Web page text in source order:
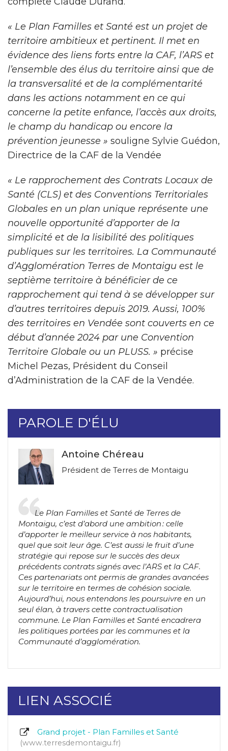
« Le Plan Familles et Santé est un projet de
territoire ambitieux et pertinent. Il met en
évidence des liens forts entre la CAF, l’ARS et
l’ensemble des élus du territoire ainsi que de
la transversalité et de la complémentarité
dans les actions notamment en ce qui
concerne la petite enfance, l’accès aux droits,
le champ du handicap ou encore la
prévention jeunesse » souligne Sylvie Guédon,
Directrice de la CAF de la Vendée
« Le rapprochement des Contrats Locaux de
Santé (CLS) et des Conventions Territoriales
Globales en un plan unique représente une
nouvelle opportunité d’apporter de la
simplicité et de la lisibilité des politiques
publiques sur les territoires. La Communauté
d’Agglomération Terres de Montaigu est le
septième territoire à bénéficier de ce
rapprochement qui tend à se développer sur
d’autres territoires depuis 2019. Aussi, 100%
des territoires en Vendée sont couverts en ce
début d’année 2024 par une Convention
Territoire Globale ou un PLUSS. » précise
Michel Pezas, Président du Conseil
d’Administration de la CAF de la Vendée.
PAROLE D'ÉLU
Antoine Chéreau
Président de Terres de Montaigu
Le Plan Familles et Santé de Terres de
Montaigu, c’est d’abord une ambition : celle
d’apporter le meilleur service à nos habitants,
quel que soit leur âge. C’est aussi le fruit d’une
stratégie qui repose sur le succès des deux
précédents contrats signés avec l’ARS et la CAF.
Ces partenariats ont permis de grandes avancées
sur le territoire en termes de cohésion sociale.
Aujourd’hui, nous entendons les poursuivre en un
seul élan, à travers cette contractualisation
commune. Le Plan Familles et Santé encadrera
les politiques portées par les communes et la
Communauté d’agglomération.
LIEN ASSOCIÉ
Grand projet - Plan Familles et Santé
www.terresdemontaigu.fr